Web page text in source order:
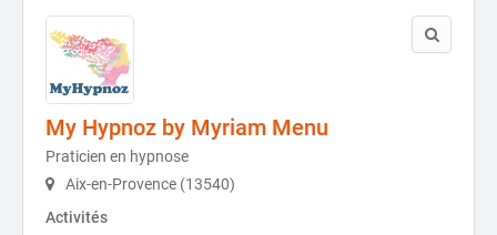
My Hypnoz by Myriam Menu
Praticien en hypnose
Aix-en-Provence (13540)
Activités